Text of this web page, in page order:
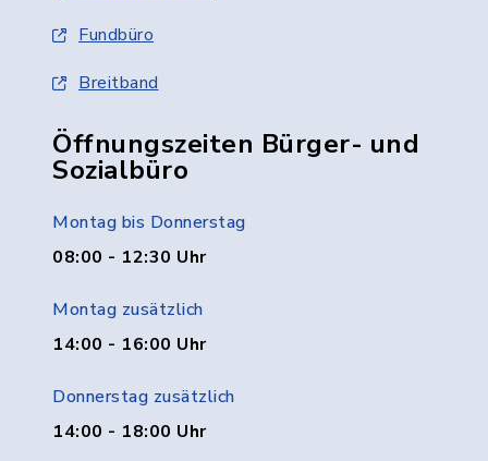
Fundbüro
Breitband
Öffnungszeiten Bürger- und
Sozialbüro
Montag bis Donnerstag
08:00 - 12:30 Uhr
Montag zusätzlich
14:00 - 16:00 Uhr
Donnerstag zusätzlich
14:00 - 18:00 Uhr